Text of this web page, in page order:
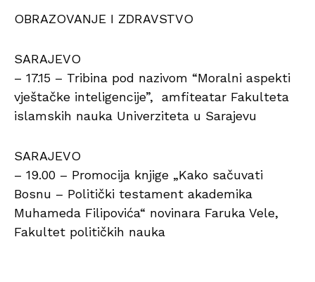
OBRAZOVANJE I ZDRAVSTVO
SARAJEVO
– 17.15 – Tribina pod nazivom “Moralni aspekti
vještačke inteligencije”, amfiteatar Fakulteta
islamskih nauka Univerziteta u Sarajevu
SARAJEVO
– 19.00 – Promocija knjige „Kako sačuvati
Bosnu – Politički testament akademika
Muhameda Filipovića“ novinara Faruka Vele,
Fakultet političkih nauka